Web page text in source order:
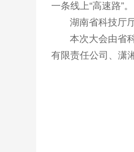
一条线上“高速路”。
湖南省科技厅
本次大会由省
有限责任公司、潇